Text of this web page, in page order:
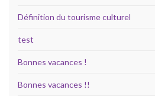
Définition du tourisme culturel
test
Bonnes vacances !
Bonnes vacances !!